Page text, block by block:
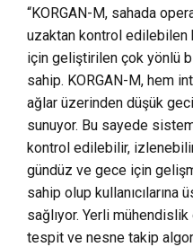
“KORGAN-M, sahada
uzaktan kontrol
için geliştirilen çok yönlü
sahip. KORGAN-M, hem
ağlar üzerinden düşük
sunuyor. Bu sayede
kontrol edilebilir,
gündüz ve gece için
sahip olup kullanıcılarına
sağlıyor. Yerli
tespit ve nesne takip